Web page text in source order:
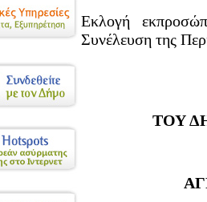
Εκλογή
Συνέλευση της
ΤΟΥ